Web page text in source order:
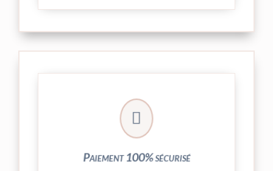

Paiement 100% sécurisé
Vos transactions par carte bancaire sont
entièrement sécurisées grâce au système
crypté de notre partenaire PayPlug.